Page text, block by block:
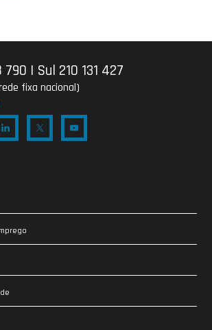
790 | Sul 210 131 427
fixa nacional)